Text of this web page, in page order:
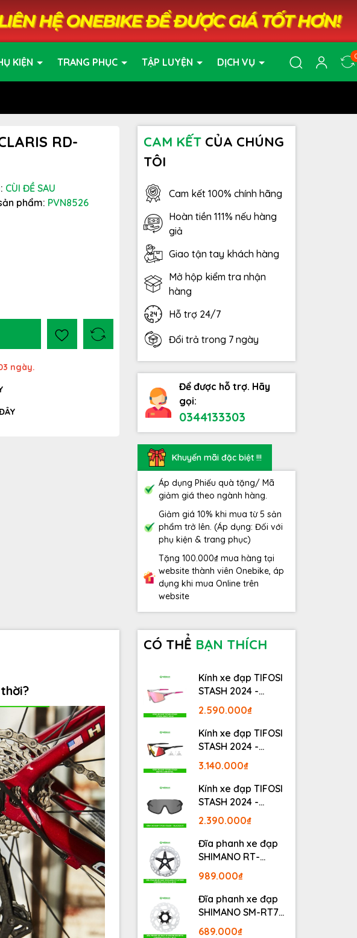
KIỆN TRANG PHỤC TẬP LUYỆN DỊCH VỤ
RD-
CÙI ĐỀ SAU
phẩm: PVN8526
ngày.
CAM KẾTCỦA CHÚNG
TÔI
Cam kết 100% chính hãng
Hoàn tiền 111% nếu hàng
giả
Giao tận tay khách hàng
Mở hộp kiểm tra nhận
hàng
Hỗ trợ 24/7
Đổi trả trong 7 ngày
Để được hỗ trợ. Hãy
gọi:
0344133303
Khuyến mãi đặc biệt !!!
Áp dụng Phiếu quà tặng/ Mã
giảm giá theo ngành hàng.
Giảm giá 10% khi mua từ 5 sản
phẩm trở lên. (Áp dụng: Đối với
phụ kiện & trang phục)
Tặng 100.000₫ mua hàng tại
website thành viên Onebike, áp
dụng khi mua Online trên
website
CÓ THỂ BẠN THÍCH
Kính xe đạp TIFOSI
STASH 2024 -
STASH, RACE PINK
2.590.000₫
Kính xe đạp TIFOSI
STASH 2024 -
MATTE GUNMETAL
3.140.000₫
Kính xe đạp TIFOSI
STASH 2024 -
BLACKOUT
2.390.000₫
Đĩa phanh xe đạp
SHIMANO RT-
MT800 Center lock
Fullbox
989.000₫
Đĩa phanh xe đạp
SHIMANO SM-RT70
Center lock Fullbox
689.000₫